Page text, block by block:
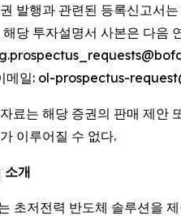
발행과 관련된 등록신고서
해당 투자설명서 사본은 다
메일: ol-prospectus-
료는 해당 증권의 판매 제안
이루어질 수 없다.
개
초저전력 반도체 솔루션을